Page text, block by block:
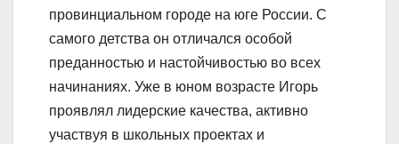
провинциальном городе на юге России. С
самого детства он отличался особой
преданностью и настойчивостью во всех
начинаниях. Уже в юном возрасте Игорь
проявлял лидерские качества, активно
участвуя в школьных проектах и